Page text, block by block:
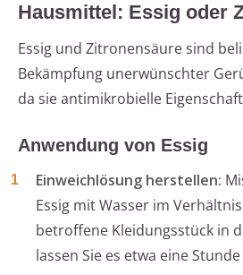
Hausmittel: Essig oder
Essig und Zitronensäure sind
Bekämpfung unerwünschter
da sie antimikrobielle
Anwendung von Essig
Einweichlösung herstellen:
Essig mit Wasser im
betroffene Kleidungsstück in
lassen Sie es etwa eine